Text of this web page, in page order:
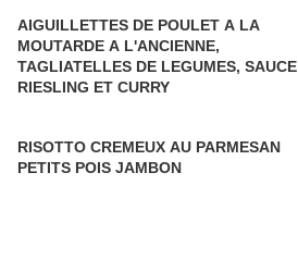
AIGUILLETTES DE POULET A LA
MOUTARDE A L'ANCIENNE,
TAGLIATELLES DE LEGUMES, SAUCE
RIESLING ET CURRY
RISOTTO CREMEUX AU PARMESAN
PETITS POIS JAMBON